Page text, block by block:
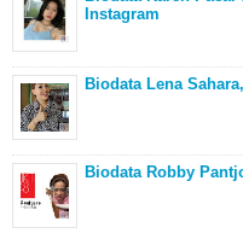
Instagram
Biodata Lena
Biodata Robby